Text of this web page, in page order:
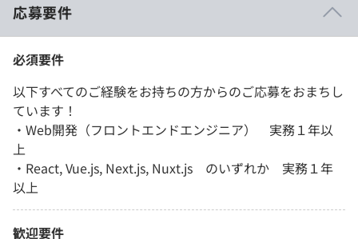
応募要件
必須要件
以下すべてのご経験をお持ちの方からのご応募をおまちし
ています！
・Web開発（フロントエンドエンジニア） 実務１年以
上
・React, Vue.js, Next.js, Nuxt.js のいずれか 実務１年
以上
歓迎要件